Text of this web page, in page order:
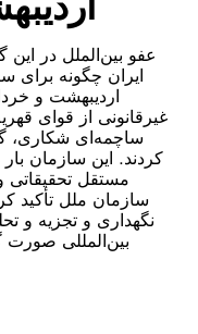
عفو بین‌الملل در
ایران چگونه برای
غیرقانونی از قوای
ساچمه‌ای شکاری،
کردند. این سازمان
مستقل
سازمان ملل تأکید
نگهداری و تجزیه ‌و‌
بین‌المللی صورت